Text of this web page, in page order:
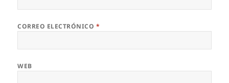
CORREO ELECTRÓNICO *
WEB